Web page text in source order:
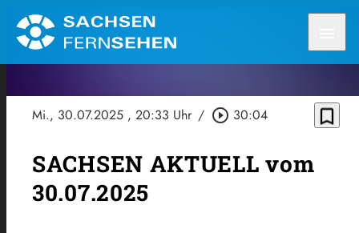
Mi., 30.07.2025 , 20:33 Uhr / play_circle_outline 30:04 bookmark_border
SACHSEN AKTUELL vom
30.07.2025